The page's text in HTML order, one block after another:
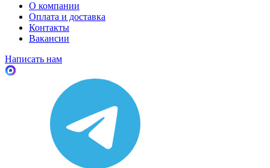
О компании
Оплата и доставка
Контакты
Вакансии
Написать нам